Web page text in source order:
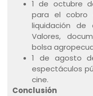
1 de octubre
para el cobro
liquidación de
Valores,
bolsa
1 de agosto
espectáculos
cine.
Conclusión